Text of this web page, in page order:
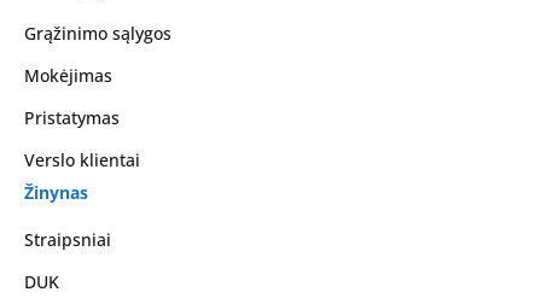
Grąžinimo sąlygos
Mokėjimas
Pristatymas
Verslo klientai
Žinynas
Straipsniai
DUK